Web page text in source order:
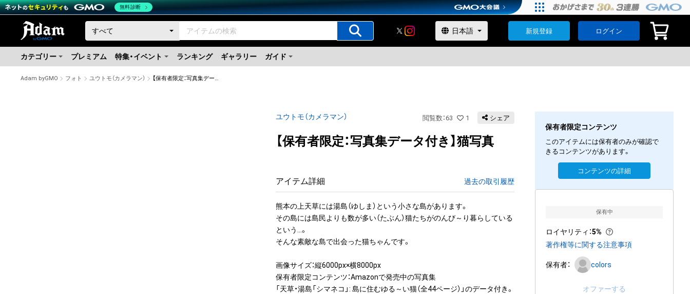
新規登録 ログイン
カテゴリー プレミアム 特集・イベント ランキング ギャラリー ガイド
Adam byGMO フォト ユウトモ（カメラマン） 【保有者限定：写真集データ付き】猫写真
ユウトモ（カメラマン） 閲覧数 ：63 1 シェア
【保有者限定：写真集データ付き】猫写真
アイテム詳細 過去の取引履歴
熊本の上天草には湯島（ゆしま）という小さな島があります。
その島には島民よりも数が多い（たぶん）猫たちがのんび～り暮らしている
という…。
そんな素敵な島で出会った猫ちゃんです。
画像サイズ：縦6000px×横8000px
保有者限定コンテンツ：Amazonで発売中の写真集
保有者限定コンテンツ
このアイテムには保有者のみが確認で
きるコンテンツがあります。
コンテンツの詳細
保有中
ロイヤリティ ：5%
著作権等に関する注意事項
保有者： colors
オファーする
無料診断